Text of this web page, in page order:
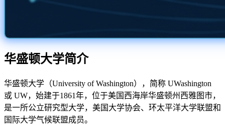
华盛顿大学简介
华盛顿大学（University of Washington），简称 UWashington
或 UW，始建于1861年，位于美国西海岸华盛顿州西雅图市，
是一所公立研究型大学，美国大学协会、环太平洋大学联盟和
国际大学气候联盟成员。